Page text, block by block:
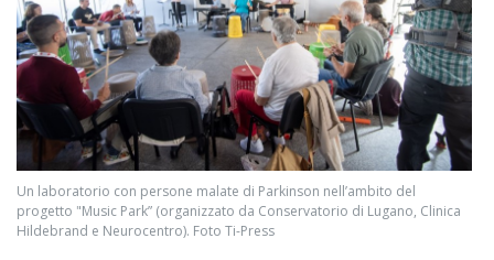
Un laboratorio con persone malate di Parkinson nell’ambito del
progetto "Music Park” (organizzato da Conservatorio di Lugano, Clinica
Hildebrand e Neurocentro). Foto Ti-Press